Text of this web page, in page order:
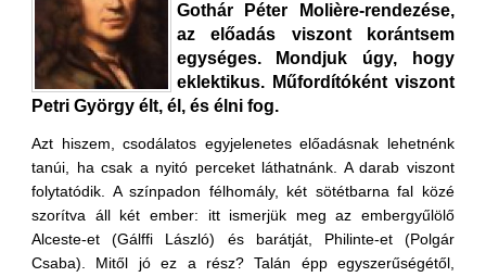
Gothár Péter Molière-rendezése,
az előadás viszont korántsem
egységes. Mondjuk úgy, hogy
eklektikus. Műfordítóként viszont
Petri György élt, él, és élni fog.
Azt hiszem, csodálatos egyjelenetes előadásnak lehetnénk
tanúi, ha csak a nyitó perceket láthatnánk. A darab viszont
folytatódik. A színpadon félhomály, két sötétbarna fal közé
szorítva áll két ember: itt ismerjük meg az embergyűlölő
Alceste-et (Gálffi László) és barátját, Philinte-et (Polgár
Csaba). Mitől jó ez a rész? Talán épp egyszerűségétől,